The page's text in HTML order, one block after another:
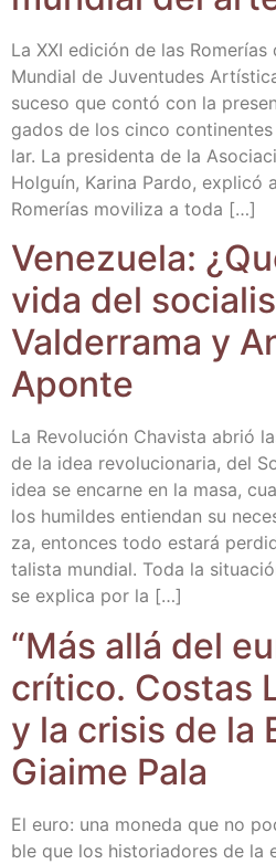
La XXI edi­ción de las
Mun­dial de Juven­tu­des
suce­so que con­tó con la
ga­dos de los cin­co
lar. La pre­si­den­ta de la
Hol­guín, Kari­na Par­do, expli­có
Rome­rías movi­li­za a toda […]
Vene­zue­la:
vida del
Val­de­rra­ma y
Aponte
La Revo­lu­ción Cha­vis­ta abrió
de la idea revo­lu­cio­na­ria, del
idea se encar­ne en la masa,
los humil­des entien­dan su
za, enton­ces todo esta­rá
ta­lis­ta mun­dial. Toda la
se expli­ca por la […]
“Más allá del
crí­ti­co. Cos­tas
y la cri­sis de la
Giai­me Pala
El euro: una mone­da que no
ble que los his­to­ria­do­res de la